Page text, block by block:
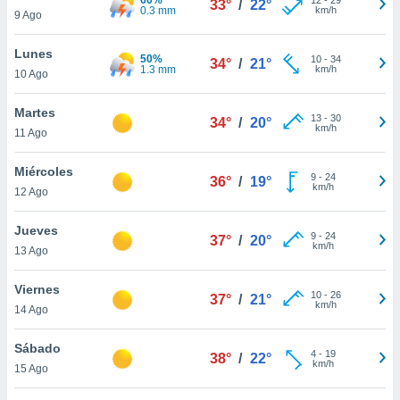
más
nuestra
y
de
disponible
cookies
aceptar
9 Ago
0.3 mm
33° / 22°
km/h
Lunes
10 Ago
50%
1.3 mm
34° / 21° 10- 34
km/h
Martes
11 Ago
34° / 20° 13- 30
km/h
Miércoles
12 Ago
36° / 19° 9- 24
km/h
Jueves
13 Ago
37° / 20° 9- 24
km/h
Viernes
14 Ago
37° / 21° 10- 26
km/h
Sábado
15 Ago
38° / 22° 4- 19
km/h